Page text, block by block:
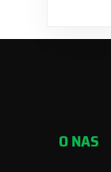
O NAS